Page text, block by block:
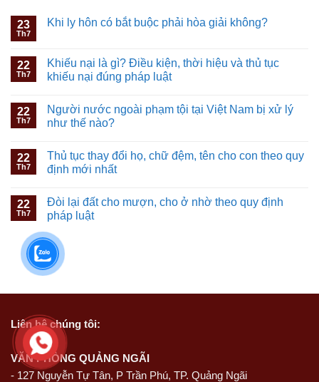
23
Th7
Khi ly hôn có bắt buộc phải hòa giải không?
22
Th7
Khiếu nại là gì? Điều kiện, thời hiệu và thủ tục
khiếu nại đúng pháp luật
22
Th7
Người nước ngoài phạm tội tại Việt Nam bị xử lý
như thế nào?
22
Th7
Thủ tục thay đổi họ, chữ đệm, tên cho con theo quy
định mới nhất
22
Th7
Đòi lại đất cho mượn, cho ở nhờ theo quy định
pháp luật
Liên hệ chúng tôi:
VĂN PHÒNG QUẢNG NGÃI
- 127 Nguyễn Tự Tân, P Trần Phú, TP. Quảng Ngãi